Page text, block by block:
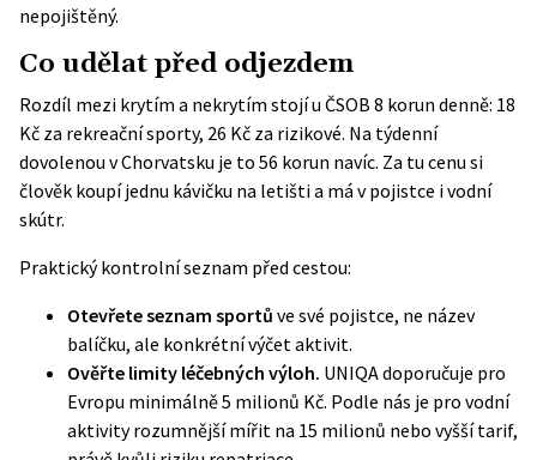
nepojištěný.
Co udělat před odjezdem
Rozdíl mezi krytím a nekrytím stojí u ČSOB 8 korun denně: 18
Kč za rekreační sporty, 26 Kč za rizikové. Na týdenní
dovolenou v Chorvatsku je to 56 korun navíc. Za tu cenu si
člověk koupí jednu kávičku na letišti a má v pojistce i vodní
skútr.
Praktický kontrolní seznam před cestou:
Otevřete seznam sportů ve své pojistce, ne název
balíčku, ale konkrétní výčet aktivit.
Ověřte limity léčebných výloh. UNIQA doporučuje pro
Evropu minimálně 5 milionů Kč. Podle nás je pro vodní
aktivity rozumnější mířit na 15 milionů nebo vyšší tarif,